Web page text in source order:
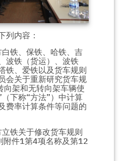
列内容：
铁、保铁、哈铁、吉
波铁（货运）、波铁
铁、爱铁以及货车规则
会关于重新研究货车规
向架和无转向架车辆使
下称“方法”）中计算
费率计算条件等问题的
铁关于修改货车规则
附件1第4项名称及第12